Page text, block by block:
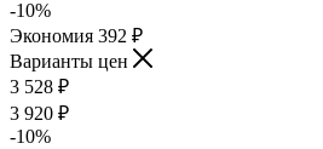
-10%
Экономия 392 ₽
Варианты цен
3 528 ₽
3 920 ₽
-10%